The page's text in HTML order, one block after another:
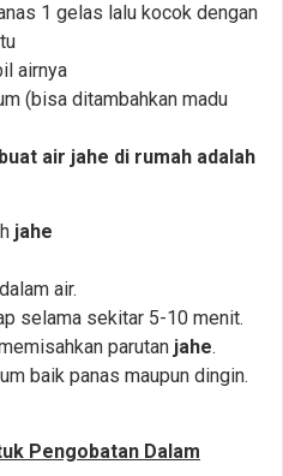
1 gelas lalu kocok dengan
airnya
(bisa ditambahkan madu
air jahe di rumah adalah
jahe
air.
selama sekitar 5-10 menit.
parutan jahe.
baik panas maupun dingin.
Pengobatan Dalam